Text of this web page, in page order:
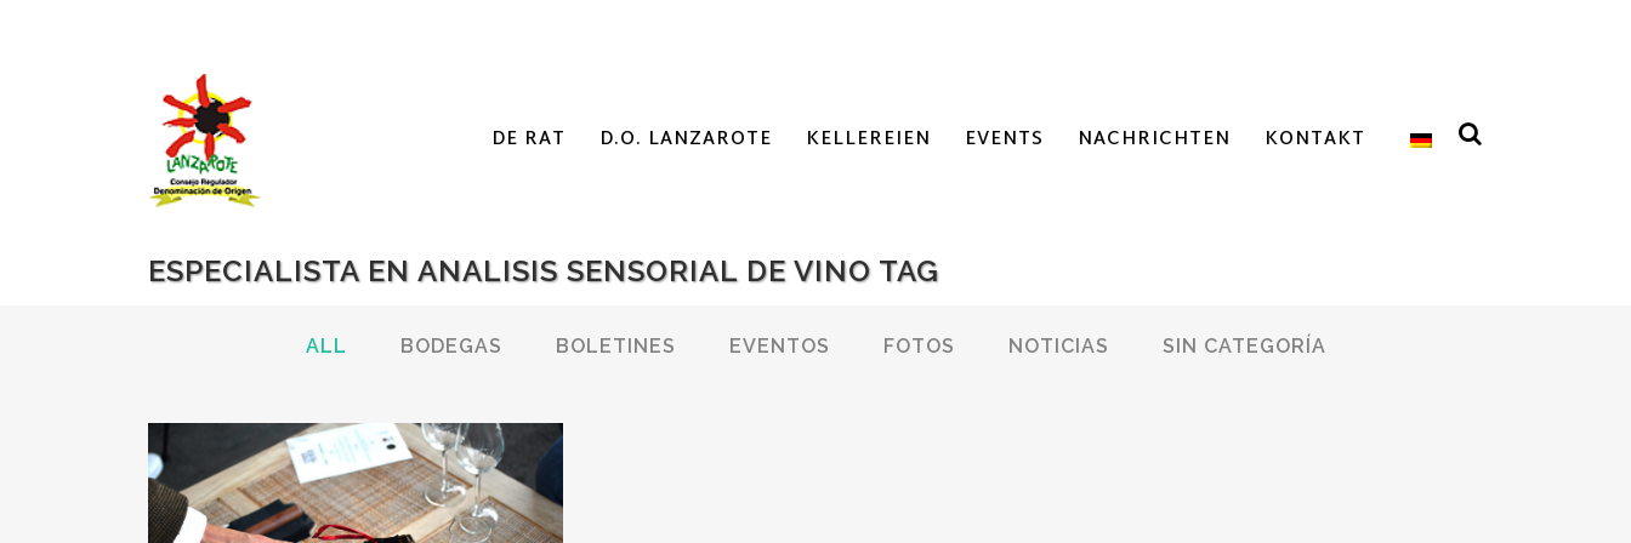
DE RAT D.O. LANZAROTE KELLEREIEN EVENTS NACHRICHTEN KONTAKT
ESPECIALISTA EN ANALISIS SENSORIAL DE VINO TAG
ALL BODEGAS BOLETINES EVENTOS FOTOS NOTICIAS SIN CATEGORÍA